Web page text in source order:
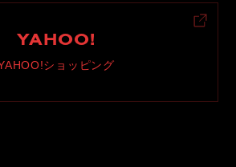
YAHOO!
ショッピング